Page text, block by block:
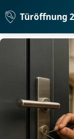
Türöffnung